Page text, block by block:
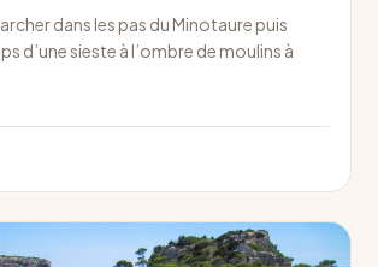
dans les pas du Minotaure puis
d’une sieste à l’ombre de moulins à